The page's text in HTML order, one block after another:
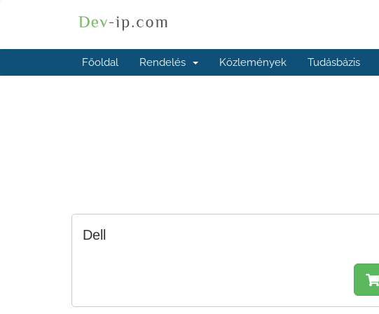
Főoldal Rendelés Közlemények Tudásbázis
Dell